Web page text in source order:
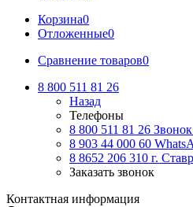
Корзина0
Отложенные0
Сравнение товаров0
8 800 511 81 26
Назад
Телефоны
8 800 511 81 26
8 903 44 000 60
8 8652 206 310 г.
Заказать звонок
Контактная информация